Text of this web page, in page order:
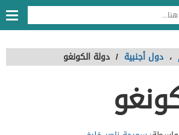
، دول أجنبية / دولة الكونغو